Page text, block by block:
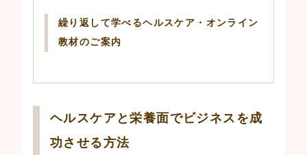
繰り返して学べるヘルスケア・オンライン
教材のご案内
ヘルスケアと栄養面でビジネスを成
功させる方法